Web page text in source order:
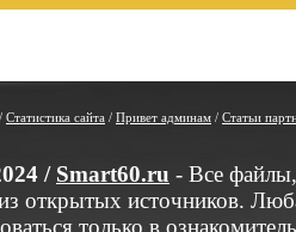
/ Статистика сайта / Привет админам / Статьи
/ Smart60.ru - Все
открытых источников.
только в